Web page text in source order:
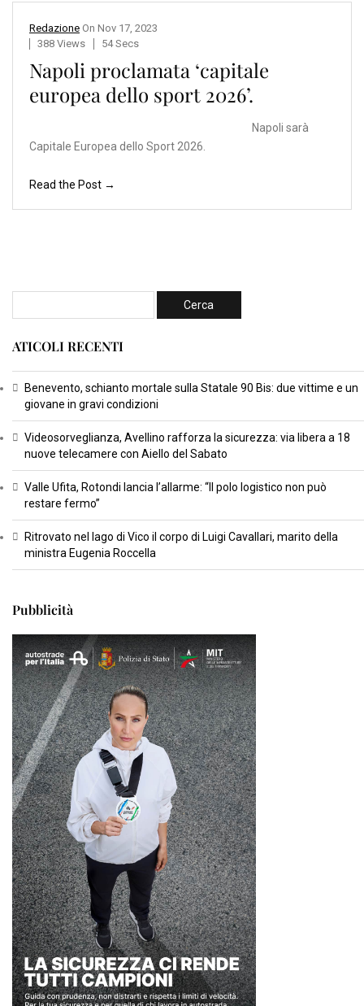
Redazione On Nov 17, 2023
388 Views
54 Secs
Napoli proclamata ‘capitale
europea dello sport 2026’.
Napoli sarà
Capitale Europea dello Sport 2026.
Read the Post →
ATICOLI RECENTI
Benevento, schianto mortale sulla Statale 90 Bis: due vittime e un
giovane in gravi condizioni
Videosorveglianza, Avellino rafforza la sicurezza: via libera a 18
nuove telecamere con Aiello del Sabato
Valle Ufita, Rotondi lancia l’allarme: “Il polo logistico non può
restare fermo”
Ritrovato nel lago di Vico il corpo di Luigi Cavallari, marito della
ministra Eugenia Roccella
Pubblicità